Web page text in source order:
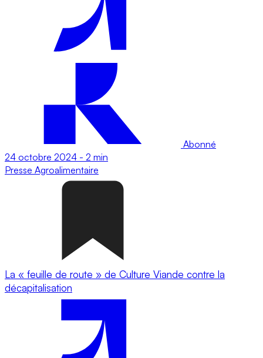
Abonné
24 octobre 2024 - 2 min
Presse Agroalimentaire
La « feuille de route » de Culture Viande contre la
décapitalisation